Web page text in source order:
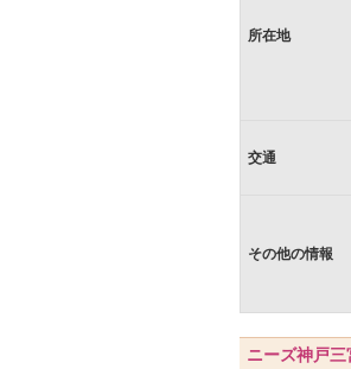
所在地
交通
その他の情報
ニーズ神戸